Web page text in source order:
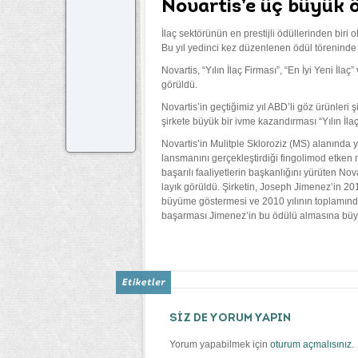
Novartis’e üç büyük
İlaç sektörünün en prestijli ödüllerinden biri
Bu yıl yedinci kez düzenlenen ödül
Novartis, “Yılın İlaç Firması”, “En İyi Yeni
görüldü.
Novartis’in geçtiğimiz yıl ABD’li göz
şirkete büyük bir ivme kazandırması “Yılın
Novartis’in Mulitple Skloroziz (MS) alanında
lansmanını gerçekleştirdiği fingolimod
başarılı faaliyetlerin başkanlığını yürüten
layık görüldü. Şirketin, Joseph Jimenez’in
büyüme göstermesi ve 2010 yılının
başarması Jimenez’in bu ödülü almasına
SİZ DE YORUM YAPIN
Yorum yapabilmek için oturum açmalısınız.